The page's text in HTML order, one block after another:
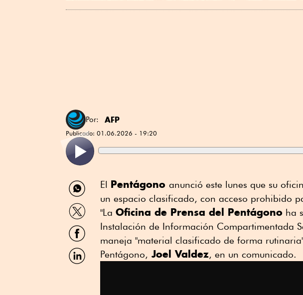
Por: AFP
Publicado: 01.06.2026 - 19:20
Compartir
por
WhatsApp
Compartir
por
Twitter
Compartir
por
Facebook
Compartir
por
El Pentágono anunció este lunes que su
un espacio clasificado, con acceso prohibido
"La Oficina de Prensa del Pentágono ha
Instalación de Información Compartimentada
maneja "material clasificado de forma
Pentágono, Joel Valdez, en un comunicado.